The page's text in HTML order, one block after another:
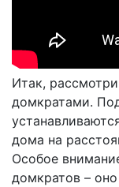
Итак,
домкратами.
дома на
Особое
домкратов –